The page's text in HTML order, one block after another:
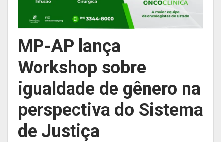
MP-AP lança
Workshop sobre
igualdade de gênero na
perspectiva do Sistema
de Justiça